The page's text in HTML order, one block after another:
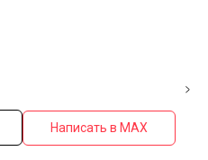
Написать в MAX